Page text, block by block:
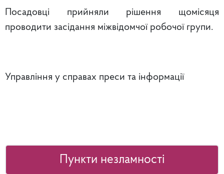
Посадовці прийняли рішення щомісяця
проводити засідання міжвідомчої робочої групи.
Управління у справах преси та інформації
Пункти незламності